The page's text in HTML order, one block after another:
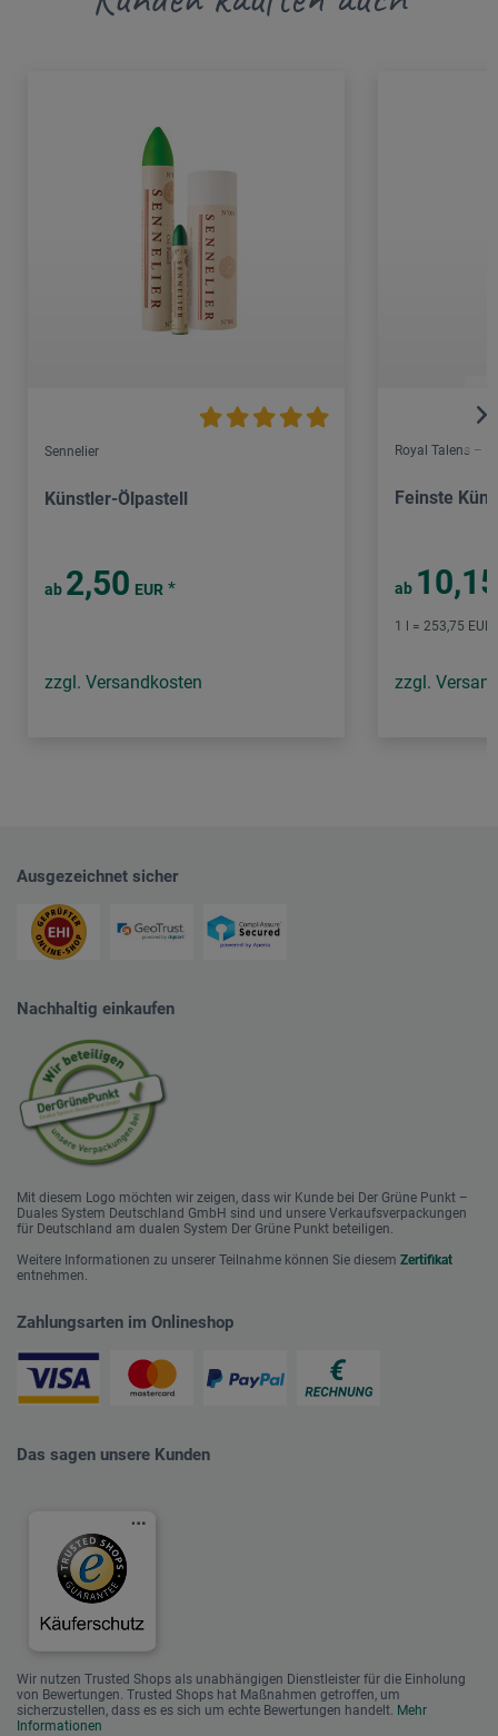
Sennelier
Künstler-Ölpastell
ab 2,50 EUR *
zzgl. Versandkosten
Royal Talens –
Feinste
ab 10,15
1 l = 253,75
zzgl.
Ausgezeichnet sicher
Nachhaltig einkaufen
Mit diesem Logo möchten wir zeigen, dass wir Kunde bei Der Grüne Punkt –
Duales System Deutschland GmbH sind und unsere Verkaufsverpackungen
für Deutschland am dualen System Der Grüne Punkt beteiligen.
Weitere Informationen zu unserer Teilnahme können Sie diesem Zertifikat
entnehmen.
Zahlungsarten im Onlineshop
Das sagen unsere Kunden
Wir nutzen Trusted Shops als unabhängigen Dienstleister für die Einholung
von Bewertungen. Trusted Shops hat Maßnahmen getroffen, um
sicherzustellen, dass es es sich um echte Bewertungen handelt. Mehr
Informationen